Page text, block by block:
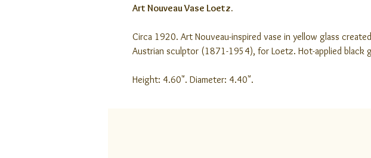
Art Nouveau Vase Loetz.
Circa 1920. Art Nouveau-inspired vase in yellow glass
Austrian sculptor (1871-1954), for Loetz. Hot-applied black
Height: 4.60". Diameter: 4.40".